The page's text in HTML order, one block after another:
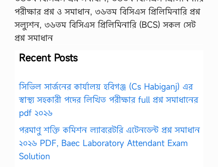
পরীক্ষার প্রশ্ন ও সমাধান, ৩৬তম বিসিএস প্রিলিমিনারি প্রশ্ন
সল্যুশন, ৩৬তম বিসিএস প্রিলিমিনারি (BCS) সকল সেট
প্রশ্ন সমাধান
Recent Posts
সিভিল সার্জনের কার্যালয় হবিগঞ্জ (Cs Habiganj) এর
স্বাস্থ্য সহকারী পদের লিখিত পরীক্ষার full প্রশ্ন সমাধানের
pdf ২০২৬
পরমাণু শক্তি কমিশন ল্যাবরেটরি এটেনডেন্ট প্রশ্ন সমাধান
২০২৬ PDF, Baec Laboratory Attendant Exam
Solution